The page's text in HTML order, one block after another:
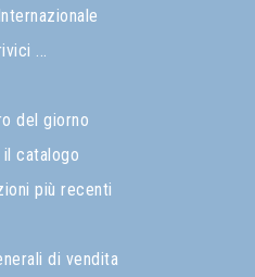
...
del giorno
il catalogo
più recenti
di vendita